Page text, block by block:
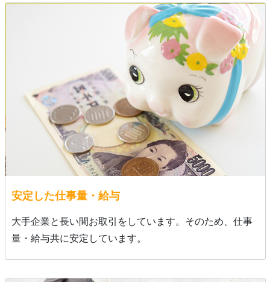
安定した仕事量・給与
大手企業と長い間お取引をしています。そのため、仕事
量・給与共に安定しています。